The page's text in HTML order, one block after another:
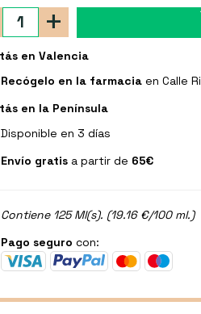
+
en Valencia
Recógelo en la farmacia en Calle
en la Península
Disponible en 3 días
Envío gratis a partir de 65€
Contiene 125 Ml(s). (19.16 €/100 ml.)
Pago seguro con: